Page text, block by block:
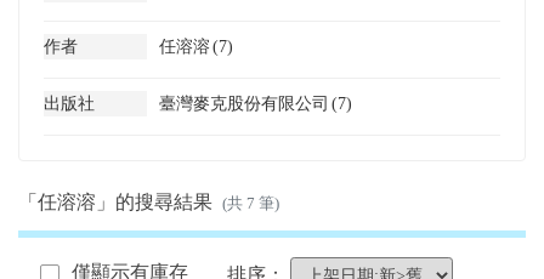
作者 任溶溶(7)
出版社 臺灣麥克股份有限公司 (7)
「任溶溶」的搜尋結果 (共 7 筆)
僅顯示有庫存 排序：